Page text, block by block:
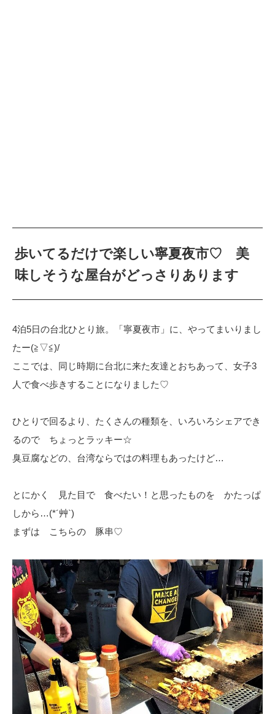
歩いてるだけで楽しい寧夏夜市♡ 美
味しそうな屋台がどっさりあります
4泊5日の台北ひとり旅。「寧夏夜市」に、やってまいりまし
たー(≧▽≦)/
ここでは、同じ時期に台北に来た友達とおちあって、女子3
人で食べ歩きすることになりました♡
ひとりで回るより、たくさんの種類を、いろいろシェアでき
るので ちょっとラッキー☆
臭豆腐などの、台湾ならではの料理もあったけど…
とにかく 見た目で 食べたい！と思ったものを かたっぱ
しから…(*´艸`)
まずは こちらの 豚串♡